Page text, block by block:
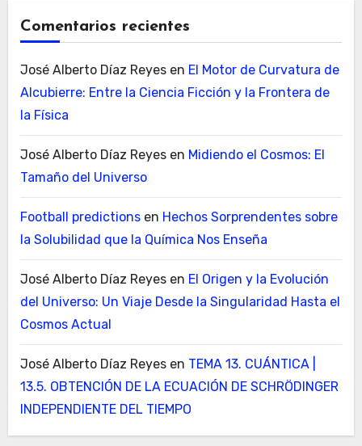
Comentarios recientes
José Alberto Díaz Reyesen El Motor de Curvatura de
Alcubierre: Entre la Ciencia Ficción y la Frontera de
la Física
José Alberto Díaz Reyesen Midiendo el Cosmos: El
Tamaño del Universo
Football predictionsen Hechos Sorprendentes sobre
la Solubilidad que la Química Nos Enseña
José Alberto Díaz Reyesen El Origen y la Evolución
del Universo: Un Viaje Desde la Singularidad Hasta el
Cosmos Actual
José Alberto Díaz Reyesen TEMA 13. CUÁNTICA |
13.5. OBTENCIÓN DE LA ECUACIÓN DE SCHRÖDINGER
INDEPENDIENTE DEL TIEMPO